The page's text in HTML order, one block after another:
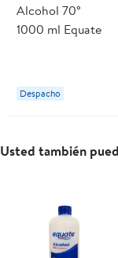
Alcohol 70°
1000 ml Equate
Despacho
Usted también